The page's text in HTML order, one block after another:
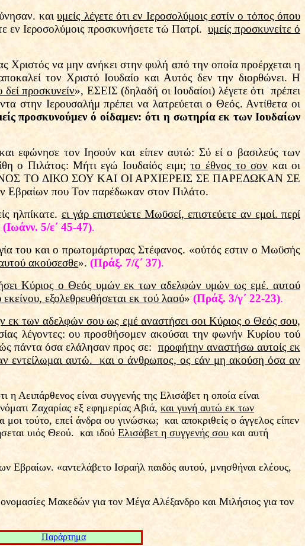
καιυμείς λέγετε ότι εν Ιεροσολύμοις εστίν ο τόπος όπου
εν Ιεροσολύμοις προσκυνήσετε τώ Πατρί. υμείς προσκυνείτε ό
Χριστός να μην ανήκει στην φυλή από την οποία προέρχεται η
τον Χριστό Ιουδαίο και Αυτός δεν την διορθώνει. Η
δεί προσκυνείν», ΕΣΕΙΣ (δηλαδή οι Ιουδαίοι) λέγετε ότι πρέπει
στην Ιερουσαλήμ πρέπει να λατρεύεται ο Θεός. Αντίθετα οι
προσκυνούμεν ό οίδαμεν: ότι η σωτηρία εκ των Ιουδαίων
εφώνησε τον Ιησούν και είπεν αυτώ: Σύ εί ο βασιλεύς των
ο Πιλάτος: Μήτι εγώ Ιουδαίός ειμι;το έθνος το σον και οι
ΤΟ ΔΙΚΟ ΣΟΥ ΚΑΙ ΟΙ ΑΡΧΙΕΡΕΙΣ ΣΕ ΠΑΡΕΔΩΚΑΝ ΣΕ
που Τον παρέδωκαν στον Πιλάτο.
ηλπίκατε. ει γάρ επιστεύετε Μωϋσεί, επιστεύετε αν εμοί. περί
(Ιωάνν. 5/ε΄ 45-47).
του και ο πρωτομάρτυρας Στέφανος. «ούτός εστιν ο Μωϋσής
ακούσεσθε». (Πράξ. 7/ζ΄ 37).
Κύριος ο Θεός υμών εκ των αδελφών υμών ως εμέ. αυτού
εξολεθρευθήσεται εκ τού λαού» (Πράξ. 3/γ΄ 22-23).
εκ των αδελφών σου ως εμέ αναστήσει σοι Κύριος ο Θεός σου,
λέγοντες: ου προσθήσομεν ακούσαι την φωνήν Κυρίου τού
πάντα όσα ελάλησαν προς σε: προφήτην αναστήσω αυτοίς εκ
εντείλωμαι αυτώ. και ο άνθρωπος, ος εάν μη ακούση όσα αν
είναι συγγενής της Ελισάβετ η οποία είναι
Ζαχαρίας εξ εφημερίας Αβιά, και γυνή αυτώ εκ των
τούτο, επεί άνδρα ου γινώσκω; και αποκριθείς ο άγγελος είπεν
υιός Θεού. και ιδού Ελισάβετ η συγγενής σου και αυτή
Εβραίων. «αντελάβετο Ισραήλ παιδός αυτού, μνησθήναι ελέους,
Μακεδών για τον Μέγα Αλέξανδρο και Μιλήσιος για τον
Παράρτημα